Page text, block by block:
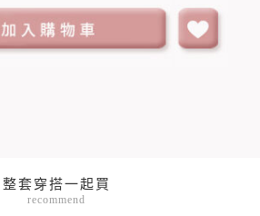
整套穿搭一起買
recommend